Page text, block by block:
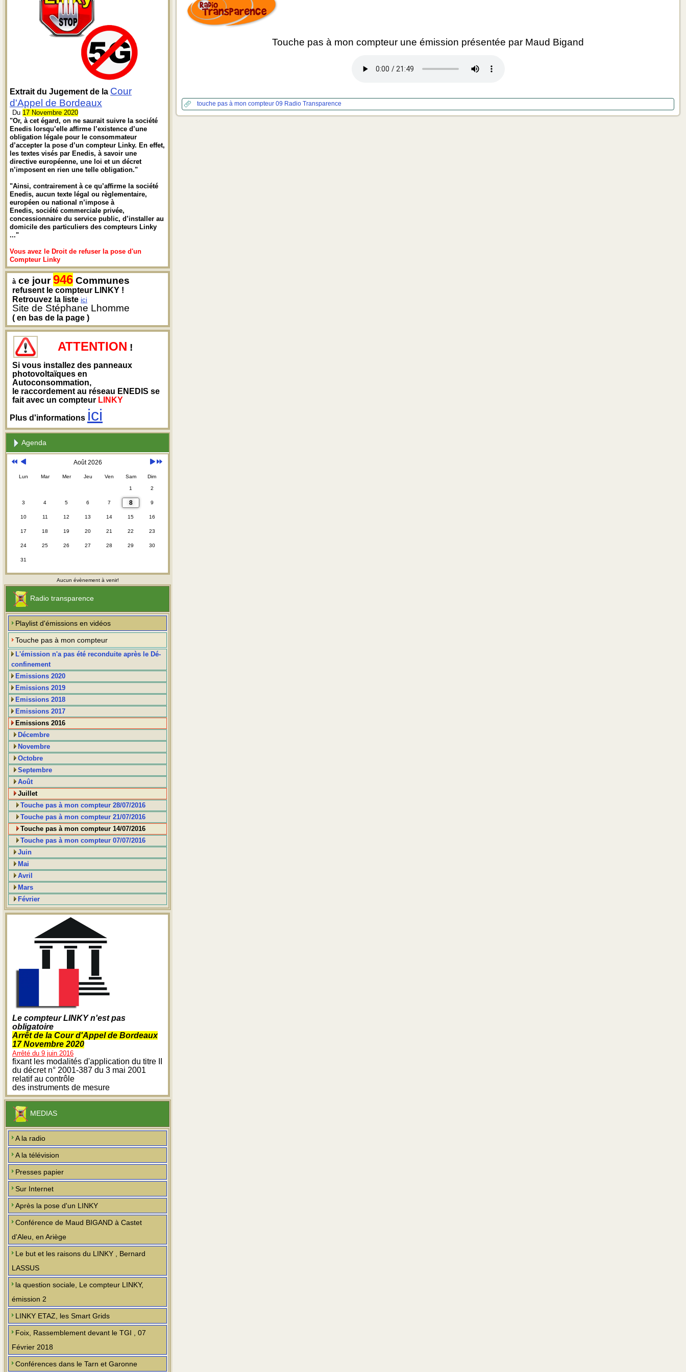
Extrait du Jugement de la Cour
d'Appel de Bordeaux
Du 17 Novembre 2020
"Or, à cet égard, on ne saurait suivre la société
Enedis lorsqu’elle affirme l’existence d’une
obligation légale pour le consommateur
d’accepter la pose d’un compteur Linky. En effet,
les textes visés par Enedis, à savoir une
directive européenne, une loi et un décret
n’imposent en rien une telle obligation."
"Ainsi, contrairement à ce qu’affirme la société
Enedis, aucun texte légal ou règlementaire,
européen ou national n’impose à
Enedis, société commerciale privée,
concessionnaire du service public, d’installer au
domicile des particuliers des compteurs Linky
..."
Vous avez le Droit de refuser la pose d'un
Compteur Linky
à ce jour946 Communes
refusent le compteur LINKY !
Retrouvez la liste ici
Site de Stéphane Lhomme
( en bas de la page )
ATTENTION !
Si vous installez des panneaux
photovoltaïques en
Autoconsommation,
le raccordement au réseau ENEDIS se
fait avec un compteur LINKY
Plus d'informations ici
Agenda
Août 2026
Lun Mar Mer Jeu Ven Sam Dim
1 2
3 4 5 6 7 8 9
10 11 12 13 14 15 16
17 18 19 20 21 22 23
24 25 26 27 28 29 30
31
Aucun évènement à venir!
Radio transparence
Playlist d'émissions en vidéos
Touche pas à mon compteur
L'émission n'a pas été reconduite après le Dé-
confinement
Emissions 2020
Emissions 2019
Emissions 2018
Emissions 2017
Emissions 2016
Décembre
Novembre
Octobre
Septembre
Août
Juillet
Touche pas à mon compteur 28/07/2016
Touche pas à mon compteur 21/07/2016
Touche pas à mon compteur 14/07/2016
Touche pas à mon compteur 07/07/2016
Juin
Mai
Avril
Mars
Février
Le compteur LINKY n'est pas
obligatoire
Arrêt de la Cour d'Appel de Bordeaux
17 Novembre 2020
Arrêté du 9 juin 2016
fixant les modalités d'application du titre II
du décret n° 2001-387 du 3 mai 2001
relatif au contrôle
des instruments de mesure
MEDIAS
A la radio
A la télévision
Presses papier
Sur Internet
Après la pose d'un LINKY
Conférence de Maud BIGAND à Castet
d'Aleu, en Ariège
Le but et les raisons du LINKY , Bernard
LASSUS
la question sociale, Le compteur LINKY,
émission 2
LINKY ETAZ, les Smart Grids
Foix, Rassemblement devant le TGI , 07
Février 2018
Conférences dans le Tarn et Garonne
Touche pas à mon compteur une émission présentée par Maud Bigand
touche pas à mon compteur 09 Radio Transparence